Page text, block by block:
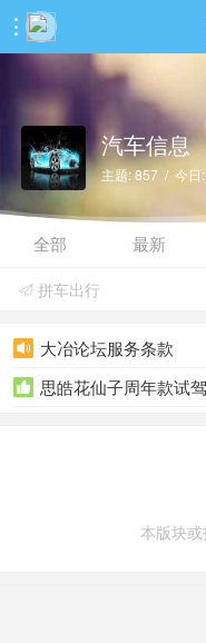

汽车信息
主题: 857 / 今日
全部 最新
 拼车出行
 大冶论坛服务条款
 思皓花仙子周年款试
本版块